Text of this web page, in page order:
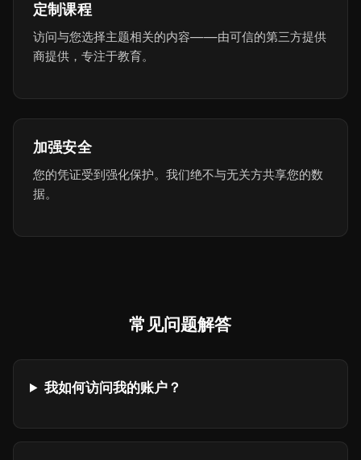
定制课程
访问与您选择主题相关的内容——由可信的第三方提供
商提供，专注于教育。
加强安全
您的凭证受到强化保护。我们绝不与无关方共享您的数
据。
常见问题解答
我如何访问我的账户？